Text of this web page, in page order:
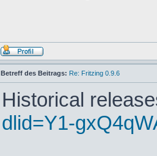
Betreff des Beitrags: Re: Fritzing 0.9.6
Historical
dlid=Y1-